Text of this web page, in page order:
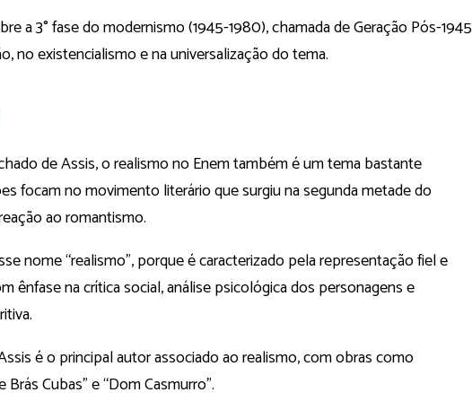
a 3° fase do modernismo (1945-1980), chamada de Geração Pós-1945
no existencialismo e na universalização do tema.
de Assis, o realismo no Enem também é um tema bastante
focam no movimento literário que surgiu na segunda metade do
ao romantismo.
nome “realismo”, porque é caracterizado pela representação fiel e
ênfase na crítica social, análise psicológica dos personagens e
é o principal autor associado ao realismo, com obras como
Cubas” e “Dom Casmurro”.